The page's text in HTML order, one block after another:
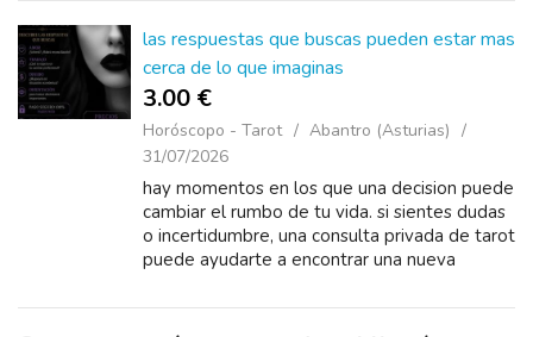
las respuestas que buscas pueden estar mas
cerca de lo que imaginas
3.00 €
Horóscopo - Tarot
Abantro (Asturias)
31/07/2026
hay momentos en los que una decision puede
cambiar el rumbo de tu vida. si sientes dudas
o incertidumbre, una consulta privada de tarot
puede ayudarte a encontrar una nueva
necesitas. ❤️ amor y pareja